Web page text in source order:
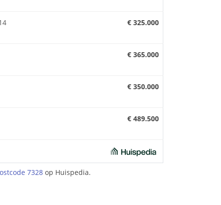
€ 325.000
€ 365.000
€ 350.000
€ 489.500
7328 op Huispedia.